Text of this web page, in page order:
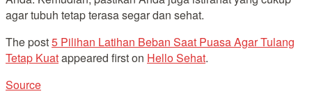
agar tubuh tetap terasa segar dan sehat.
The post5 Pilihan Latihan Beban Saat Puasa Agar Tulang
Tetap Kuatappeared first on Hello Sehat.
Source